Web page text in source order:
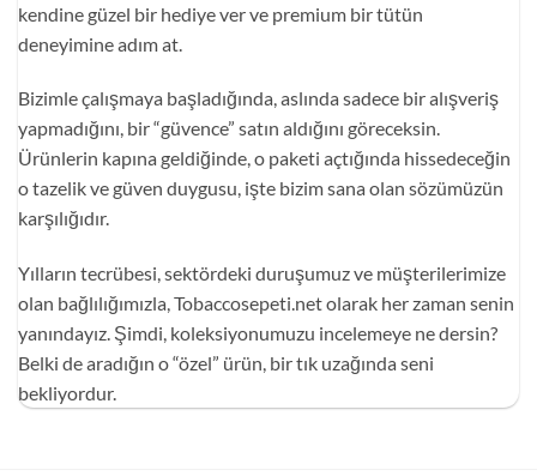
kendine güzel bir hediye ver ve premium bir tütün
deneyimine adım at.
Bizimle çalışmaya başladığında, aslında sadece bir alışveriş
yapmadığını, bir “güvence” satın aldığını göreceksin.
Ürünlerin kapına geldiğinde, o paketi açtığında hissedeceğin
o tazelik ve güven duygusu, işte bizim sana olan sözümüzün
karşılığıdır.
Yılların tecrübesi, sektördeki duruşumuz ve müşterilerimize
olan bağlılığımızla, Tobaccosepeti.net olarak her zaman senin
yanındayız. Şimdi, koleksiyonumuzu incelemeye ne dersin?
Belki de aradığın o “özel” ürün, bir tık uzağında seni
bekliyordur.